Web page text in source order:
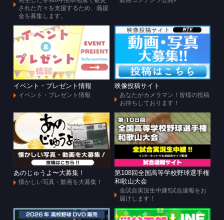
された方々を支援するため、義援
金を募集します。
イベント・プレゼント情報
イベント・プレゼント情報
映像投稿サイト
あなたがカメラマン！皆様の投稿
お待ちしております！
あのじゅうよ〜大募集！
懐かしい写真・動画を大募集！
第108回全国高等学校野球選手権
和歌山大会
全試合実況生中継!!試合速報をお
届けします！